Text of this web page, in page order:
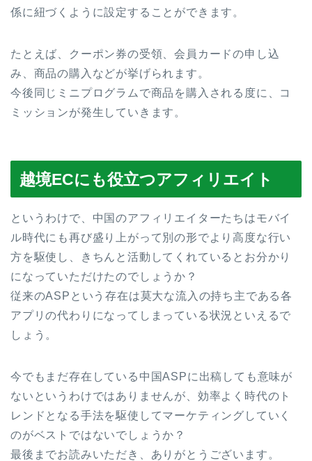
係に紐づくように設定することができます。
たとえば、クーポン券の受領、会員カードの申し込
み、商品の購入などが挙げられます。
今後同じミニプログラムで商品を購入される度に、コ
ミッションが発生していきます。
越境ECにも役立つアフィリエイト
というわけで、中国のアフィリエイターたちはモバイ
ル時代にも再び盛り上がって別の形でより高度な行い
方を駆使し、きちんと活動してくれているとお分かり
になっていただけたのでしょうか？
従来のASPという存在は莫大な流入の持ち主である各
アプリの代わりになってしまっている状況といえるで
しょう。
今でもまだ存在している中国ASPに出稿しても意味が
ないというわけではありませんが、効率よく時代のト
レンドとなる手法を駆使してマーケティングしていく
のがベストではないでしょうか？
最後までお読みいただき、ありがとうございます。